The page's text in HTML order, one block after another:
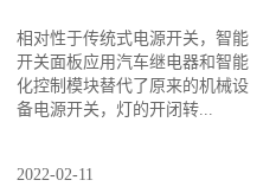
相对性于传统式电源开关，智能
开关面板应用汽车继电器和智能
化控制模块替代了原来的机械设
备电源开关，灯的开闭转...
2022-02-11